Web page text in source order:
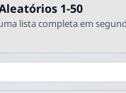
1-50
lista completa em